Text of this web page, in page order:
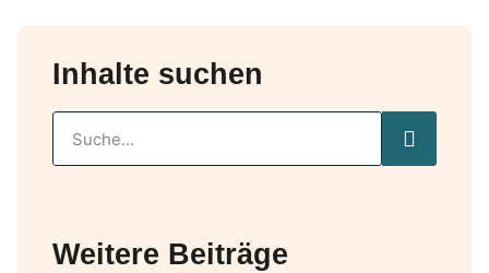
Inhalte suchen
Weitere Beiträge